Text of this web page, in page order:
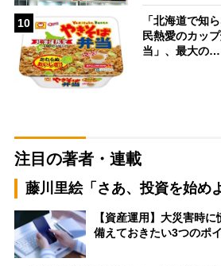
10
「北海道で知
民熱愛のカッ
当」、最大の…
注目の著者・連載
藤川里絵「さあ、投資を始め
【資産運用】大災害時
備えておきたい3つのポ